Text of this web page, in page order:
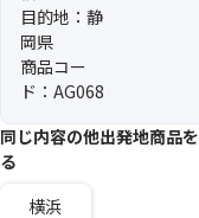
目的地：静
岡県
商品コー
ド：AG068
同じ内容の他出発地商品
る
横浜